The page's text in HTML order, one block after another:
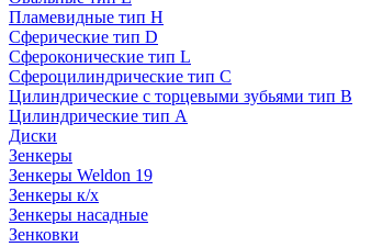
Пламевидные тип H
Сферические тип D
Сфероконические тип L
Сфероцилиндрические тип C
Цилиндрические с торцевыми зубьями тип B
Цилиндрические тип А
Диски
Зенкеры
Зенкеры Weldon 19
Зенкеры к/х
Зенкеры насадные
Зенковки